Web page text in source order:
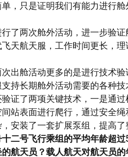
，只是证明我们有能力进行
两次舱外活动，进一步验证
天航天服，工作时间更长，
舱活动更多的是进行技术验
持长期舱外活动需要的各种技
了两项关键技术，一是通过
站表面进行爬行，通过安全
安装了一套扩展泵组，提高了
二号飞行乘组的平均年龄超
航天员？载人航天对航天员